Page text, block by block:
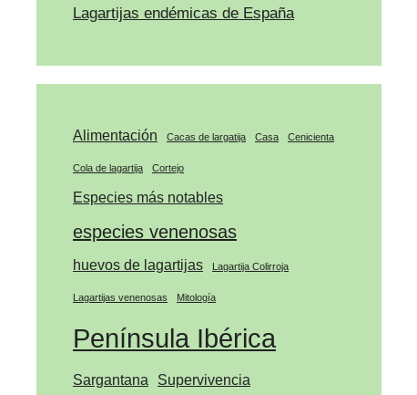
Lagartijas endémicas de España
Alimentación Cacas de largatija Casa Cenicienta
Cola de lagartija Cortejo
Especies más notables
especies venenosas
huevos de lagartijas Lagartija Colirroja
Lagartijas venenosas Mitología
Península Ibérica
Sargantana Supervivencia